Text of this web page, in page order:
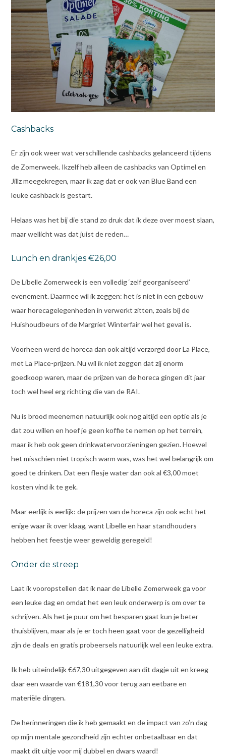
Cashbacks
Er zijn ook weer wat verschillende cashbacks gelanceerd tijdens
de Zomerweek. Ikzelf heb alleen de cashbacks van Optimel en
Jillz meegekregen, maar ik zag dat er ook van Blue Band een
leuke cashback is gestart.
Helaas was het bij die stand zo druk dat ik deze over moest slaan,
maar wellicht was dat juist de reden…
Lunch en drankjes €26,00
De Libelle Zomerweek is een volledig ‘zelf georganiseerd’
evenement. Daarmee wil ik zeggen: het is niet in een gebouw
waar horecagelegenheden in verwerkt zitten, zoals bij de
Huishoudbeurs of de Margriet Winterfair wel het geval is.
Voorheen werd de horeca dan ook altijd verzorgd door La Place,
met La Place-prijzen. Nu wil ik niet zeggen dat zij enorm
goedkoop waren, maar de prijzen van de horeca gingen dit jaar
toch wel heel erg richting die van de RAI.
Nu is brood meenemen natuurlijk ook nog altijd een optie als je
dat zou willen en hoef je geen koffie te nemen op het terrein,
maar ik heb ook geen drinkwatervoorzieningen gezien. Hoewel
het misschien niet tropisch warm was, was het wel belangrijk om
goed te drinken. Dat een flesje water dan ook al €3,00 moet
kosten vind ik te gek.
Maar eerlijk is eerlijk: de prijzen van de horeca zijn ook echt het
enige waar ik over klaag, want Libelle en haar standhouders
hebben het feestje weer geweldig geregeld!
Onder de streep
Laat ik vooropstellen dat ik naar de Libelle Zomerweek ga voor
een leuke dag en omdat het een leuk onderwerp is om over te
schrijven. Als het je puur om het besparen gaat kun je beter
thuisblijven, maar als je er toch heen gaat voor de gezelligheid
zijn de deals en gratis probeersels natuurlijk wel een leuke extra.
Ik heb uiteindelijk €67,30 uitgegeven aan dit dagje uit en kreeg
daar een waarde van €181,30 voor terug aan eetbare en
materiële dingen.
De herinneringen die ik heb gemaakt en de impact van zo’n dag
op mijn mentale gezondheid zijn echter onbetaalbaar en dat
maakt dit uitje voor mij dubbel en dwars waard!